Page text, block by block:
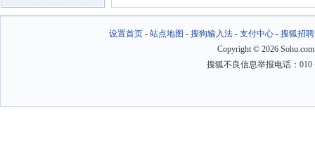
设置首页- 站点地图 - 搜狗输入法- 支付中心- 搜狐招聘
Copyright © 2026
搜狐不良信息举报电话：010